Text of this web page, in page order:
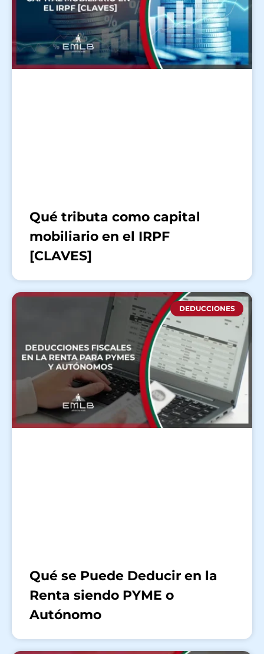
Qué tributa como capital
mobiliario en el IRPF
[CLAVES]
DEDUCCIONES
Qué se Puede Deducir en la
Renta siendo PYME o
Autónomo